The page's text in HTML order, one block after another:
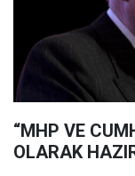
“MHP VE
OLARAK